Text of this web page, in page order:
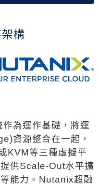
構
為運作基礎，將運
資源整合在一起，
KVM等三種虛擬平
供Scale-Out水平擴
能力。 Nutanix超融